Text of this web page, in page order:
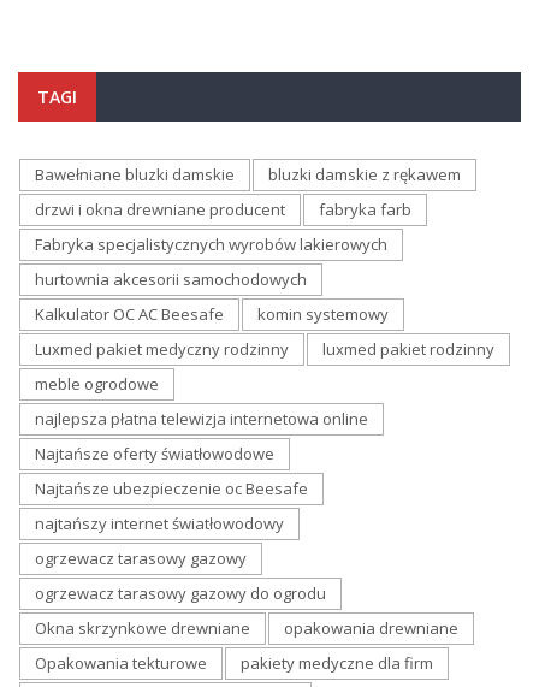
TAGI
Bawełniane bluzki damskie
bluzki damskie z rękawem
drzwi i okna drewniane producent
fabryka farb
Fabryka specjalistycznych wyrobów lakierowych
hurtownia akcesorii samochodowych
Kalkulator OC AC Beesafe
komin systemowy
Luxmed pakiet medyczny rodzinny
luxmed pakiet rodzinny
meble ogrodowe
najlepsza płatna telewizja internetowa online
Najtańsze oferty światłowodowe
Najtańsze ubezpieczenie oc Beesafe
najtańszy internet światłowodowy
ogrzewacz tarasowy gazowy
ogrzewacz tarasowy gazowy do ogrodu
Okna skrzynkowe drewniane
opakowania drewniane
Opakowania tekturowe
pakiety medyczne dla firm